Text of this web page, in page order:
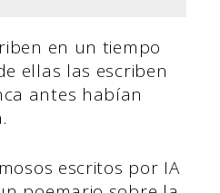
en un tiempo
ellas las escriben
antes habían
escritos por IA